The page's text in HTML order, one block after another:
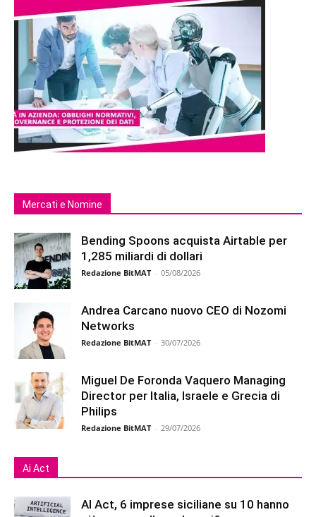
Mercati e Nomine
Bending Spoons acquista Airtable per
1,285 miliardi di dollari
Redazione BitMAT - 05/08/2026
Andrea Carcano nuovo CEO di Nozomi
Networks
Redazione BitMAT - 30/07/2026
Miguel De Foronda Vaquero Managing
Director per Italia, Israele e Grecia di
Philips
Redazione BitMAT - 29/07/2026
Ai Act
AI Act, 6 imprese siciliane su 10 hanno